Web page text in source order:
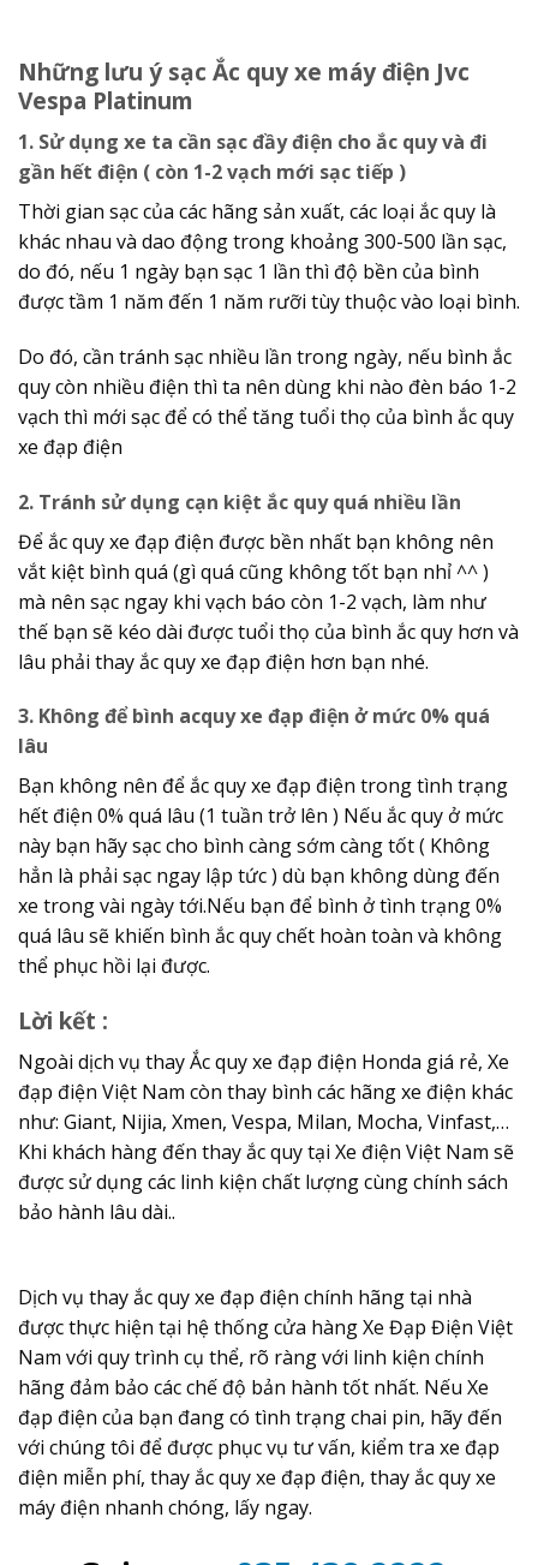
Những lưu ý sạc Ắc quy xe máy điện Jvc
Vespa Platinum
1. Sử dụng xe ta cần sạc đầy điện cho ắc quy và đi
gần hết điện ( còn 1-2 vạch mới sạc tiếp )
Thời gian sạc của các hãng sản xuất, các loại ắc quy là
khác nhau và dao động trong khoảng 300-500 lần sạc,
do đó, nếu 1 ngày bạn sạc 1 lần thì độ bền của bình
được tầm 1 năm đến 1 năm rưỡi tùy thuộc vào loại bình.
Do đó, cần tránh sạc nhiều lần trong ngày, nếu bình ắc
quy còn nhiều điện thì ta nên dùng khi nào đèn báo 1-2
vạch thì mới sạc để có thể tăng tuổi thọ của bình ắc quy
xe đạp điện
2. Tránh sử dụng cạn kiệt ắc quy quá nhiều lần
Để ắc quy xe đạp điện được bền nhất bạn không nên
vắt kiệt bình quá (gì quá cũng không tốt bạn nhỉ ^^ )
mà nên sạc ngay khi vạch báo còn 1-2 vạch, làm như
thế bạn sẽ kéo dài được tuổi thọ của bình ắc quy hơn và
lâu phải thay ắc quy xe đạp điện hơn bạn nhé.
3. Không để bình acquy xe đạp điện ở mức 0% quá
lâu
Bạn không nên để ắc quy xe đạp điện trong tình trạng
hết điện 0% quá lâu (1 tuần trở lên ) Nếu ắc quy ở mức
này bạn hãy sạc cho bình càng sớm càng tốt ( Không
hẳn là phải sạc ngay lập tức ) dù bạn không dùng đến
xe trong vài ngày tới.Nếu bạn để bình ở tình trạng 0%
quá lâu sẽ khiến bình ắc quy chết hoàn toàn và không
thể phục hồi lại được.
Lời kết :
Ngoài dịch vụ thay Ắc quy xe đạp điện Honda giá rẻ, Xe
đạp điện Việt Nam còn thay bình các hãng xe điện khác
như: Giant, Nijia, Xmen, Vespa, Milan, Mocha, Vinfast,…
Khi khách hàng đến thay ắc quy tại Xe điện Việt Nam sẽ
được sử dụng các linh kiện chất lượng cùng chính sách
bảo hành lâu dài..
Dịch vụ thay ắc quy xe đạp điện chính hãng tại nhà
được thực hiện tại hệ thống cửa hàng Xe Đạp Điện Việt
Nam với quy trình cụ thể, rõ ràng với linh kiện chính
hãng đảm bảo các chế độ bản hành tốt nhất. Nếu Xe
đạp điện của bạn đang có tình trạng chai pin, hãy đến
với chúng tôi để được phục vụ tư vấn, kiểm tra xe đạp
điện miễn phí, thay ắc quy xe đạp điện, thay ắc quy xe
máy điện nhanh chóng, lấy ngay.